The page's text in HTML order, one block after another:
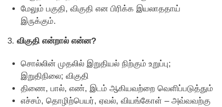
மேலும் பகுதி, விகுதி என பிரிக்க இயலாததாய்
இருக்கும்.
3. விகுதி என்றால் என்ன?
சொல்லின் முதலில் இறுதியல் நிற்கும் உறுப்பு;
இறுதிநிலை; விகுதி
திணை, பால், எண், இடம் ஆகியவற்றை வெளிப்படுத்தும்
எச்சம், தொழிற்பெயர், ஏவல், வியங்கோள் – அவ்வவற்கு